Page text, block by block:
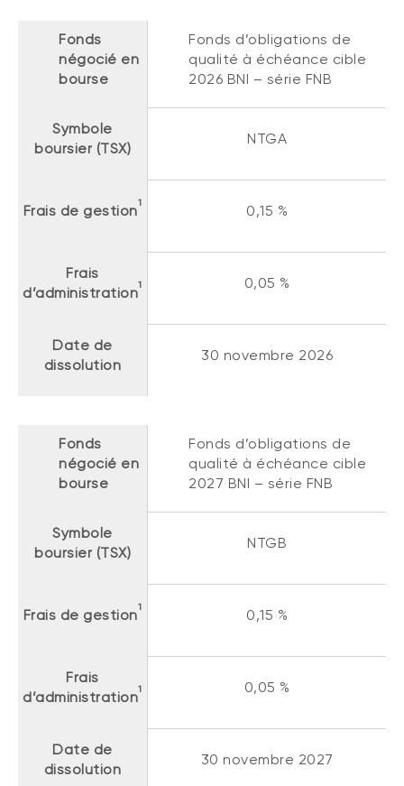
PLACEMENTS ALTERNATIFS
Placements privés
FNB d’investissements alternatifs
Compte Surintérêt Altamira BNI
CATÉGORIES D'ACTIFS
Fonds équilibré
Alternatif
Portail de formation continue
Événements
Énoncé politique de placement
(Portefeuilles Méritage)
Fonds
négocié en
bourse
Fonds d’obligations de
qualité à échéance cible
2026 BNI – série FNB
Symbole
boursier (TSX)
NTGA
Frais de gestion1 0,15 %
Frais
d’administration1 0,05 %
Date de
dissolution
30 novembre 2026
Fonds
négocié en
bourse
Fonds d’obligations de
qualité à échéance cible
2027 BNI – série FNB
Symbole
boursier (TSX)
NTGB
Frais de gestion1 0,15 %
Frais
d’administration1 0,05 %
Date de
dissolution
30 novembre 2027